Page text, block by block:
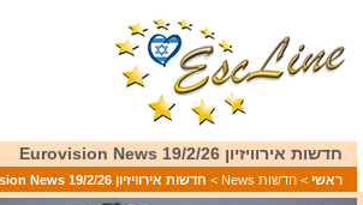
המרכזי
חדשות אירוויזיון 19/2/26 Eurovision News
ראשי > חדשות News > חדשות אירוויזיון 19/2/26 Eurovision News